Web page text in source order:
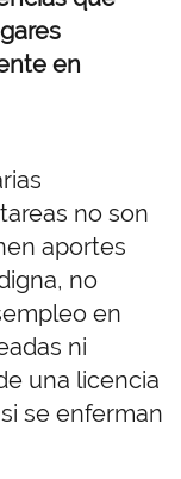
en
no son
aportes
no
en
ni
una licencia
se enferman